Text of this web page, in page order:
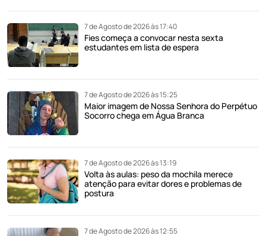
7 de Agosto de 2026 às 17:40
Fies começa a convocar nesta sexta
estudantes em lista de espera
7 de Agosto de 2026 às 15:25
Maior imagem de Nossa Senhora do Perpétuo
Socorro chega em Água Branca
7 de Agosto de 2026 às 13:19
Volta às aulas: peso da mochila merece
atenção para evitar dores e problemas de
postura
7 de Agosto de 2026 às 12:55